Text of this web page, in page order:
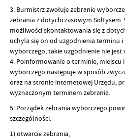
3. Burmistrz zwołuje zebranie
zebrania z dotychczasowym
możliwości skontaktowania się z
uchyla się on od uzgodnienia terminu i
wyborczego, takie uzgodnienie nie jest
4. Poinformowanie o terminie, miejscu
wyborczego następuje w sposób
oraz na stronie internetowej Urzędu,
wyznaczonym terminem zebrania.
5. Porządek zebrania wyborczego
szczególności:
1) otwarcie zebrania,